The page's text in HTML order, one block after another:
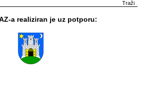
a realiziran je uz potporu: